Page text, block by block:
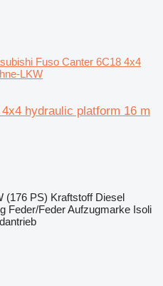
Fuso Canter 6C18 4x4
LKW
hydraulic platform 16 m
(176 PS) Kraftstoff Diesel
Feder/FederAufzugmarke Isoli